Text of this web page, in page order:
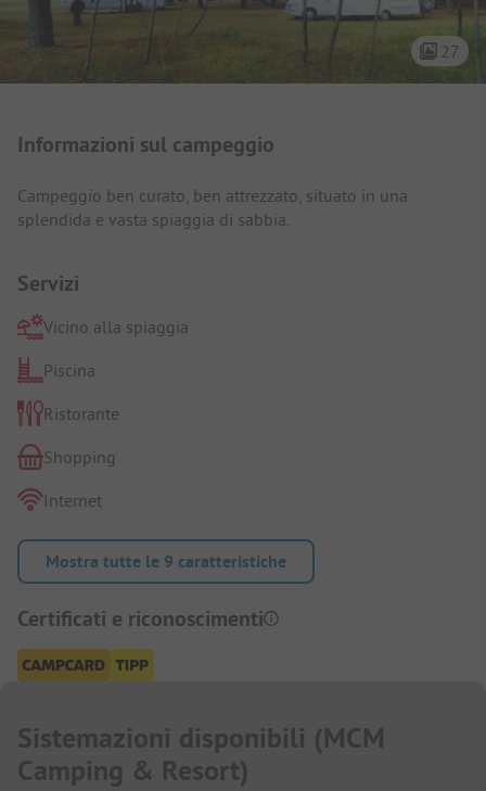
27
Informazioni sul campeggio
Campeggio ben curato, ben attrezzato, situato in una
splendida e vasta spiaggia di sabbia.
Servizi
Vicino alla spiaggia
Piscina
Ristorante
Shopping
Internet
Mostra tutte le 9 caratteristiche
Certificati e riconoscimenti
Sistemazioni disponibili (MCM
Camping & Resort)